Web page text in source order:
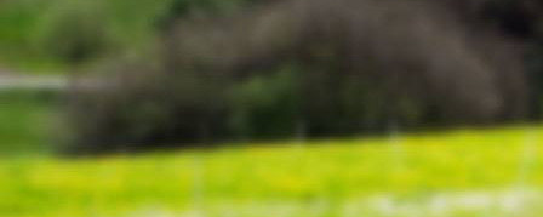
20220226_124844